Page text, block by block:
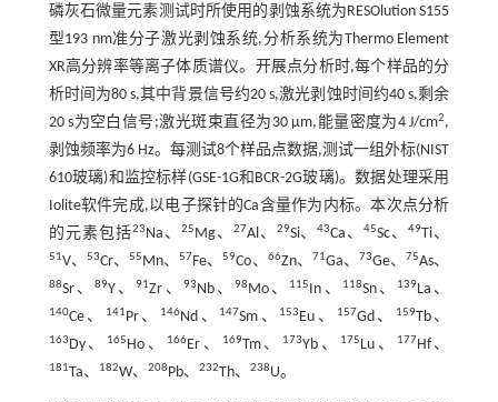
磷灰石微量元素测试时所使用的剥蚀系统为RESOlution S155
型193 nm准分子激光剥蚀系统,分析系统为Thermo Element
XR高分辨率等离子体质谱仪。开展点分析时,每个样品的分
析时间为80 s,其中背景信号约20 s,激光剥蚀时间约40 s,剩余
20 s为空白信号;激光斑束直径为30 μm,能量密度为4 J/cm2,
剥蚀频率为6 Hz。每测试8个样品点数据,测试一组外标(NIST
610玻璃)和监控标样(GSE-1G和BCR-2G玻璃)。数据处理采用
Iolite软件完成,以电子探针的Ca含量作为内标。本次点分析
的元素包括23Na、 25Mg、 27Al、 29Si、43Ca、45Sc、49Ti、
51V、 53Cr、55Mn、57Fe、59Co、 66Zn、 71Ga、 73Ge、 75As、
88Sr、 89Y、 91Zr、 93Nb、 98Mo、 115In、 118Sn、 139La、
140Ce、 141Pr、 146Nd、 147Sm、 153Eu、 157Gd、 159Tb、
163Dy、 165Ho、 166Er、 169Tm、 173Yb、 175Lu、 177Hf、
181Ta、 182W、 208Pb、 232Th、 238U。